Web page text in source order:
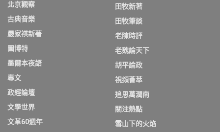
北京觀察
古典音樂
嚴家祺新著
圖博特
墨爾本夜語
專文
政經論壇
文學世界
文革60週年
田牧新著
田牧筆談
老陳時評
老魏論天下
胡平論政
視頻薈萃
追思萬潤南
關注熱點
雪山下的火焰